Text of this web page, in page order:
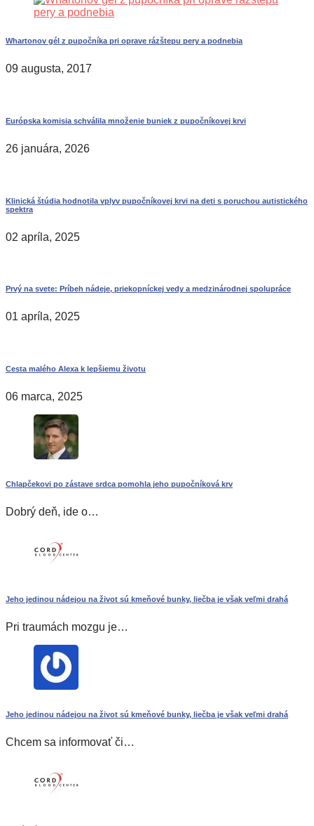
Whartonov gél z pupočníka pri oprave rázštepu pery a podnebia
09 augusta, 2017
Európska komisia schválila množenie buniek z pupočníkovej krvi
26 januára, 2026
Klinická štúdia hodnotila vplyv pupočníkovej krvi na deti s poruchou autistického
spektra
02 apríla, 2025
Prvý na svete: Príbeh nádeje, priekopníckej vedy a medzinárodnej spolupráce
01 apríla, 2025
Cesta malého Alexa k lepšiemu životu
06 marca, 2025
Chlapčekovi po zástave srdca pomohla jeho pupočníková krv
Dobrý deň, ide o…
Jeho jedinou nádejou na život sú kmeňové bunky, liečba je však veľmi drahá
Pri traumách mozgu je…
Jeho jedinou nádejou na život sú kmeňové bunky, liečba je však veľmi drahá
Chcem sa informovať či…